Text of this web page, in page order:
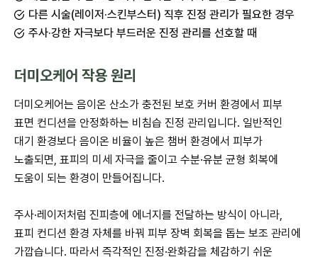
다른 시술(레이저·스킨부스터) 직후 진정 관리가 필요한 경우
주사·강한 자극보다 부드러운 진정 관리를 선호할 때
더미오케어 작용 원리
더미오케어는 음이온 산소가 충전된 보호 커버 환경에서 피부
표면 컨디션을 안정화하는 비침습 진정 관리입니다. 일반적인
대기 환경보다 음이온 비율이 높은 챔버 환경에서 피부가
노출되면, 표피의 미세 자극을 줄이고 수분·유분 균형 회복에
도움이 되는 환경이 만들어집니다.
주사·레이저처럼 진피층에 에너지를 전달하는 방식이 아니라,
표피 컨디션 환경 자체를 바꿔 피부 장벽 회복을 돕는 보조 관리에
가깝습니다. 따라서 즉각적인 진정·완화감을 체감하기 쉬운